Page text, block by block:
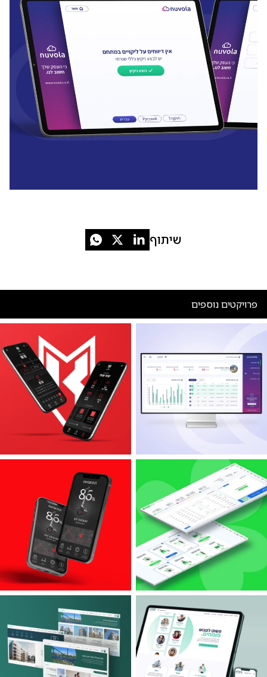
שיתוף
פרויקטים נוספים